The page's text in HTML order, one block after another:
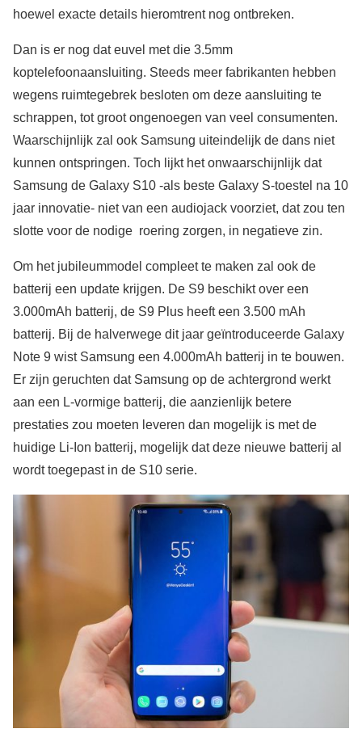
hoewel exacte details hieromtrent nog ontbreken.
Dan is er nog dat euvel met die 3.5mm
koptelefoonaansluiting. Steeds meer fabrikanten hebben
wegens ruimtegebrek besloten om deze aansluiting te
schrappen, tot groot ongenoegen van veel consumenten.
Waarschijnlijk zal ook Samsung uiteindelijk de dans niet
kunnen ontspringen. Toch lijkt het onwaarschijnlijk dat
Samsung de Galaxy S10 -als beste Galaxy S-toestel na 10
jaar innovatie- niet van een audiojack voorziet, dat zou ten
slotte voor de nodige roering zorgen, in negatieve zin.
Om het jubileummodel compleet te maken zal ook de
batterij een update krijgen. De S9 beschikt over een
3.000mAh batterij, de S9 Plus heeft een 3.500 mAh
batterij. Bij de halverwege dit jaar geïntroduceerde Galaxy
Note 9 wist Samsung een 4.000mAh batterij in te bouwen.
Er zijn geruchten dat Samsung op de achtergrond werkt
aan een L-vormige batterij, die aanzienlijk betere
prestaties zou moeten leveren dan mogelijk is met de
huidige Li-Ion batterij, mogelijk dat deze nieuwe batterij al
wordt toegepast in de S10 serie.